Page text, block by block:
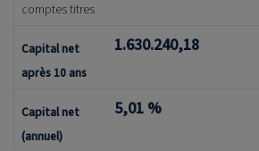
comptes titres
Capital net
après 10 ans
1.630.240,18
Capital net
(annuel)
5,01 %